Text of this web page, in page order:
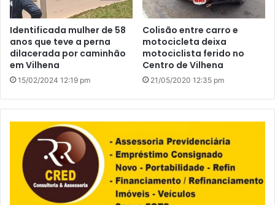
Identificada mulher de 58
anos que teve a perna
dilacerada por caminhão
em Vilhena
15/02/2024 12:19 pm
Colisão entre carro e
motocicleta deixa
motociclista ferido no
Centro de Vilhena
21/05/2020 12:35 pm